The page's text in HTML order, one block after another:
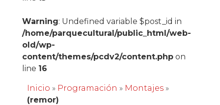
Warning: Undefined variable $post_id in
/home/parquecultural/public_html/web-
old/wp-
content/themes/pcdv2/content.phpon
line 16
Inicio » Programación » Montajes»
(remor)